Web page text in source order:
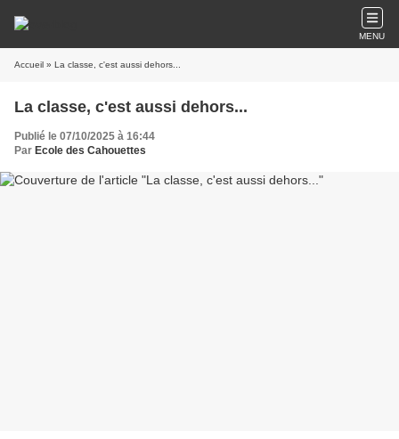
MENU
Accueil » La classe, c'est aussi dehors...
La classe, c'est aussi dehors...
Publié le 07/10/2025 à 16:44
Par Ecole des Cahouettes